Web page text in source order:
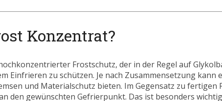
Konzentrat?
Frostschutz, der in der Regel auf
Einfrieren zu schützen. Je nach Zusammensetzung kann
und Materialschutz bieten. Im Gegensatz zu
den gewünschten Gefrierpunkt. Das ist besonders